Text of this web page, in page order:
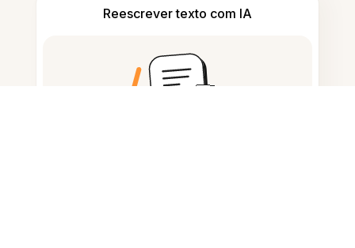
Reescrever texto com IA